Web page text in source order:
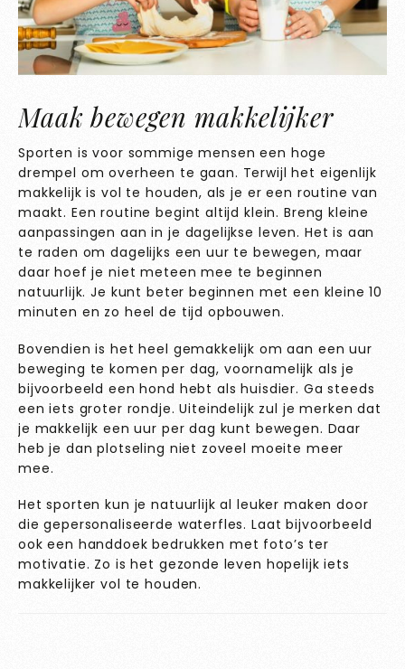
Maak bewegen makkelijker
Sporten is voor sommige mensen een hoge
drempel om overheen te gaan. Terwijl het eigenlijk
makkelijk is vol te houden, als je er een routine van
maakt. Een routine begint altijd klein. Breng kleine
aanpassingen aan in je dagelijkse leven. Het is aan
te raden om dagelijks een uur te bewegen, maar
daar hoef je niet meteen mee te beginnen
natuurlijk. Je kunt beter beginnen met een kleine 10
minuten en zo heel de tijd opbouwen.
Bovendien is het heel gemakkelijk om aan een uur
beweging te komen per dag, voornamelijk als je
bijvoorbeeld een hond hebt als huisdier. Ga steeds
een iets groter rondje. Uiteindelijk zul je merken dat
je makkelijk een uur per dag kunt bewegen. Daar
heb je dan plotseling niet zoveel moeite meer
mee.
Het sporten kun je natuurlijk al leuker maken door
die gepersonaliseerde waterfles. Laat bijvoorbeeld
ook een handdoek bedrukken met foto’s ter
motivatie. Zo is het gezonde leven hopelijk iets
makkelijker vol te houden.